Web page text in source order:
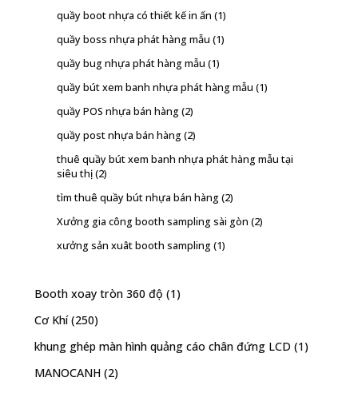
quầy boot nhựa có thiết kế in ấn (1)
quầy boss nhựa phát hàng mẫu (1)
quầy bug nhựa phát hàng mẫu (1)
quầy bút xem banh nhựa phát hàng mẫu (1)
quầy POS nhựa bán hàng(2)
quầy post nhựa bán hàng(2)
thuê quầy bút xem banh nhựa phát hàng mẫu tại
siêu thị(2)
tìm thuê quầy bút nhựa bán hàng(2)
Xưởng gia công booth sampling sài gòn (2)
xưởng sản xuât booth sampling(1)
Booth xoay tròn 360 độ (1)
Cơ Khí (250)
khung ghép màn hình quảng cáo chân đứng LCD (1)
MANOCANH (2)